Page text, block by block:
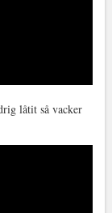
låtit så vacker